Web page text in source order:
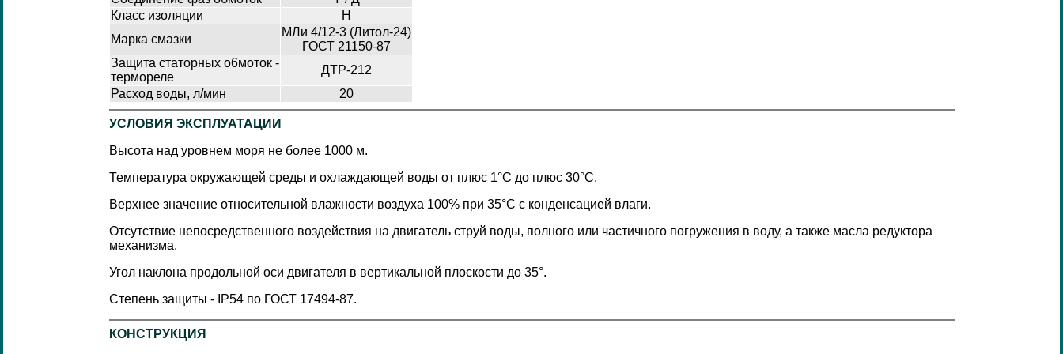
Класс изоляции
Н
Марка смазки
МЛи 4/12-3 (Литол-24)
ГОСТ 21150-87
Защита статорных o6моток -
термореле
ДТР-212
Расход воды, л/мин
20
УСЛОВИЯ ЭКСПЛУАТАЦИИ
Высота над уровнем моря не более 1000 м.
Температура окружающей среды и охлаждающей воды от плюс 1°С до плюс 30°С.
Верхнее значение относительной влажности воздуха 100% при 35°С с конденсацией влаги.
Отсутствие непосредственного воздействия на двигатель струй воды, полного или частичного погружения в воду, а также масла редуктора
механизма.
Угол наклона продольной оси двигателя в вертикальной плоскости до 35°.
Степень защиты - IP54 по ГОСТ 17494-87.
КОНСТРУКЦИЯ